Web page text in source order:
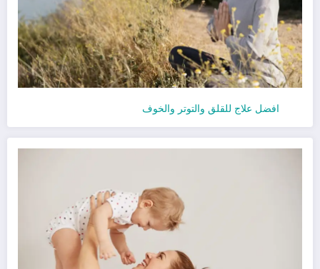
افضل علاج للقلق والتوتر والخوف